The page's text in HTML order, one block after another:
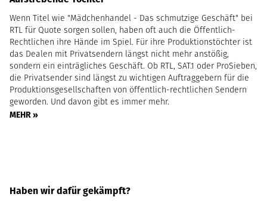
Wenn Titel wie "Mädchenhandel - Das schmutzige Geschäft" bei
RTL für Quote sorgen sollen, haben oft auch die Öffentlich-
Rechtlichen ihre Hände im Spiel. Für ihre Produktionstöchter ist
das Dealen mit Privatsendern längst nicht mehr anstößig,
sondern ein einträgliches Geschäft. Ob RTL, SAT.1 oder ProSieben,
die Privatsender sind längst zu wichtigen Auftraggebern für die
Produktionsgesellschaften von öffentlich-rechtlichen Sendern
geworden. Und davon gibt es immer mehr.
MEHR »
Haben wir dafür gekämpft?